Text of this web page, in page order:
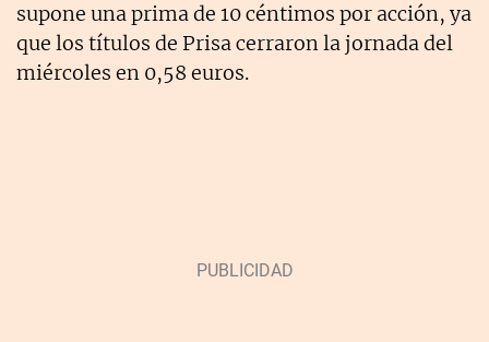
supone una prima de 10 céntimos por acción, ya
que los títulos de Prisa cerraron la jornada del
miércoles en 0,58 euros.